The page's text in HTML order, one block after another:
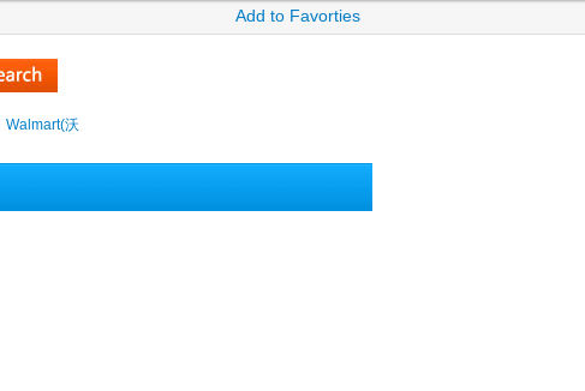
Add to Favorties
Walmart(沃